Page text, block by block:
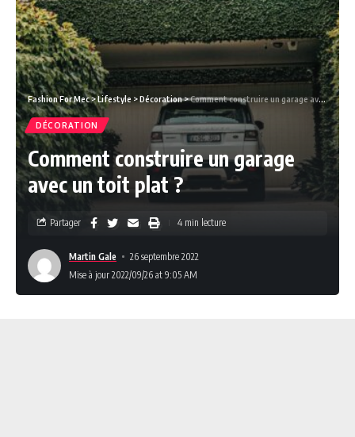
Fashion For Mec>Lifestyle >Décoration>Comment construire un garage avec un toit plat ?
DÉCORATION
Comment construire un garage
avec un toit plat ?
Martin Gale
26 septembre 2022
Mise à jour 2022/09/26 at 9:05 AM
Partager 4 min lecture